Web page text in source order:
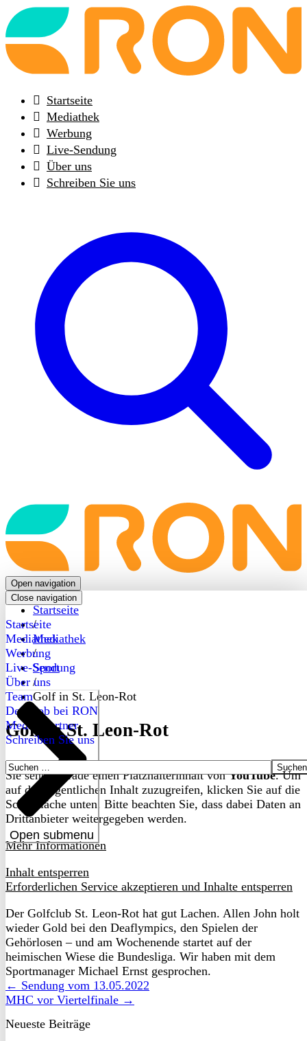
Back
to
frontpage
Startseite
Mediathek
Werbung
Live-Sendung
Über uns
Schreiben Sie uns
Back
to
frontpage
Open navigation
Close navigation
Startseite
Mediathek
Werbung
Live-Sendung
Über uns
Open submenu
Team
Dein Job bei RON
Medienpartner
Schreiben Sie uns
Suchen
nach:
Startseite
/
Mediathek
/
Sport
/
Golf in St. Leon-Rot
Golf in St. Leon-Rot
Sie sehen gerade einen Platzhalterinhalt vonYouTube. Um
auf den eigentlichen Inhalt zuzugreifen, klicken Sie auf die
Schaltfläche unten. Bitte beachten Sie, dass dabei Daten an
Drittanbieter weitergegeben werden.
Mehr Informationen
Inhalt entsperren
Erforderlichen Service akzeptieren und Inhalte entsperren
Der Golfclub St. Leon-Rot hat gut Lachen. Allen John holt
wieder Gold bei den Deaflympics, den Spielen der
Gehörlosen – und am Wochenende startet auf der
heimischen Wiese die Bundesliga. Wir haben mit dem
Sportmanager Michael Ernst gesprochen.
← Sendung vom 13.05.2022
MHC vor Viertelfinale →
Neueste Beiträge